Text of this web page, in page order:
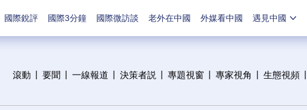
國際銳評 國際3分鐘 國際微訪談 老外在中國 外媒看中國 遇見中國
滾動 要聞 一線報道 決策者説 專題視窗 專家視角 生態視頻